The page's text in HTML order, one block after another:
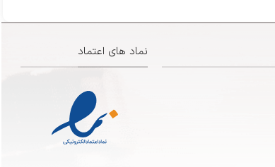
نماد های اعتماد